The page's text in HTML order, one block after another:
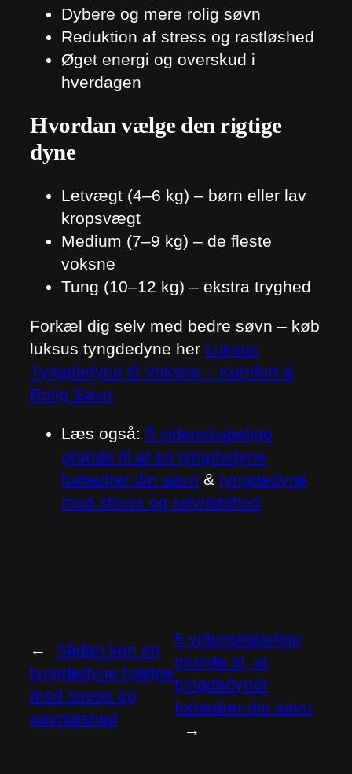
Dybere og mere rolig søvn
Reduktion af stress og rastløshed
Øget energi og overskud i
hverdagen
Hvordan vælge den rigtige
dyne
Letvægt (4–6 kg) – børn eller lav
kropsvægt
Medium (7–9 kg) – de fleste
voksne
Tung (10–12 kg) – ekstra tryghed
Forkæl dig selv med bedre søvn – køb
luksus tyngdedyne her Luksus
Tyngdedyne til Voksne – Komfort &
Rolig Søvn
Læs også: 5 videnskabelige
grunde til at en tyngdedyne
forbedrer din søvn & tyngdedyne
mod stress og søvnløshed
←
Sådan kan en
tyngdedyne hjælpe
mod stress og
søvnløshed
5 videnskabelige
grunde til, at
tyngdedyner
forbedrer din søvn
→